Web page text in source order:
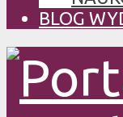
BLOG